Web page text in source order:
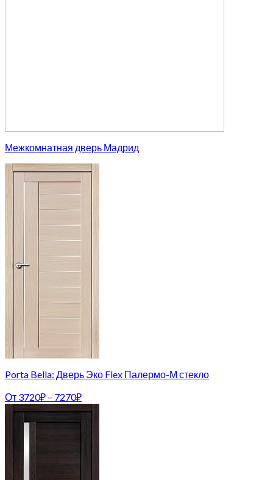
Межкомнатная дверь Мадрид
Porta Bella: Дверь Эко Flex Палермо-М стекло
От 3720₽ – 7270₽